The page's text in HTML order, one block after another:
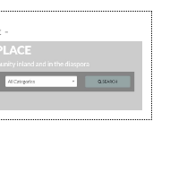
-